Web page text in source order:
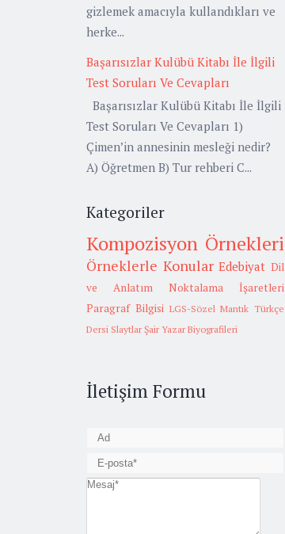
gizlemek amacıyla kullandıkları ve
herke...
Başarısızlar Kulübü Kitabı İle İlgili
Test Soruları Ve Cevapları
Başarısızlar Kulübü Kitabı İle İlgili
Test Soruları Ve Cevapları 1)
Çimen’in annesinin mesleği nedir?
A) Öğretmen B) Tur rehberi C...
Kategoriler
Kompozisyon Örnekleri
Örneklerle Konular Edebiyat Dil
ve Anlatım
Noktalama İşaretleri
Paragraf Bilgisi LGS-Sözel Mantık Türkçe
Dersi Slaytlar Şair Yazar Biyografileri
İletişim Formu